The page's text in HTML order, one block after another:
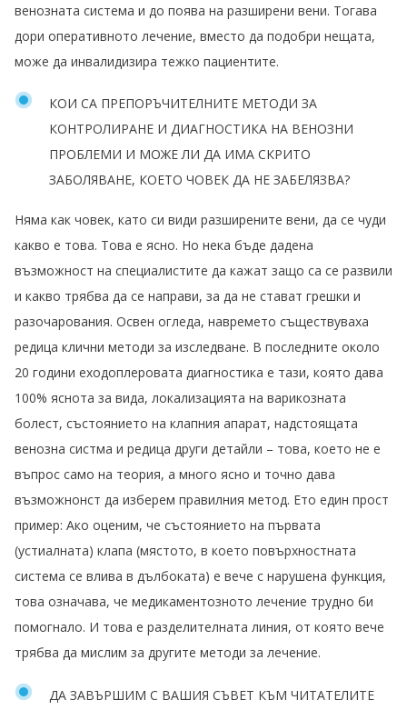
венозната система и до поява на разширени вени. Тогава
дори оперативното лечение, вместо да подобри нещата,
може да инвалидизира тежко пациентите.
КОИ СА ПРЕПОРЪЧИТЕЛНИТЕ МЕТОДИ ЗА
КОНТРОЛИРАНЕ И ДИАГНОСТИКА НА ВЕНОЗНИ
ПРОБЛЕМИ И МОЖЕ ЛИ ДА ИМА СКРИТО
ЗАБОЛЯВАНЕ, КОЕТО ЧОВЕК ДА НЕ ЗАБЕЛЯЗВА?
Няма как човек, като си види разширените вени, да се чуди
какво е това. Това е ясно. Но нека бъде дадена
възможност на специалистите да кажат защо са се развили
и какво трябва да се направи, за да не стават грешки и
разочарования. Освен огледа, навремето съществуваха
редица клични методи за изследване. В последните около
20 години еходоплеровата диагностика е тази, която дава
100% яснота за вида, локализацията на варикозната
болест, състоянието на клапния апарат, надстоящата
венозна систма и редица други детайли – това, което не е
въпрос само на теория, а много ясно и точно дава
възможнонст да изберем правилния метод. Ето един прост
пример: Ако оценим, че състоянието на първата
(устиалната) клапа (мястото, в което повърхностната
система се влива в дълбоката) е вече с нарушена функция,
това означава, че медикаментозното лечение трудно би
помогнало. И това е разделителната линия, от която вече
трябва да мислим за другите методи за лечение.
ДА ЗАВЪРШИМ С ВАШИЯ СЪВЕТ КЪМ ЧИТАТЕЛИТЕ